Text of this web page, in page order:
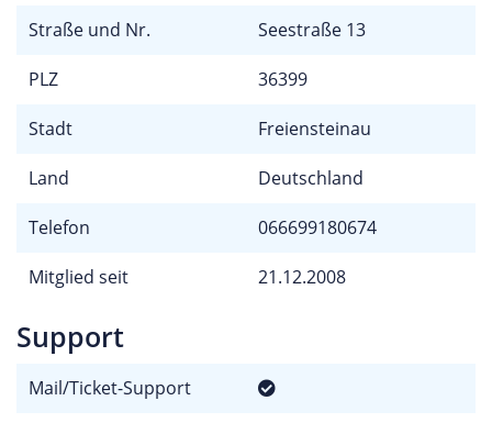
Straße und Nr. Seestraße 13
PLZ 36399
Stadt Freiensteinau
Land Deutschland
Telefon 066699180674
Mitglied seit 21.12.2008
Support
Mail/Ticket-Support